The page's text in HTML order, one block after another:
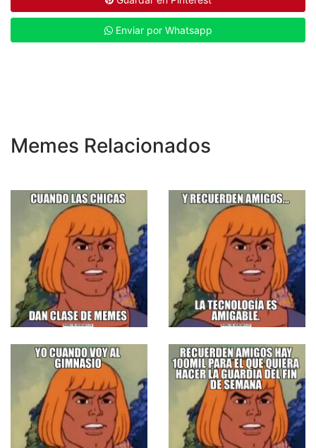
Enviar por Whatsapp
Memes Relacionados